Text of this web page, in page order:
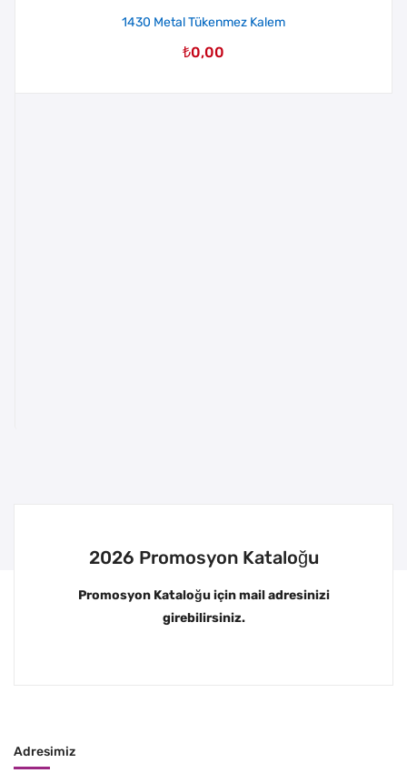
1430 Metal Tükenmez Kalem
₺0,00
2026 Promosyon Kataloğu
Promosyon Kataloğu için mail adresinizi
girebilirsiniz.
Adresimiz